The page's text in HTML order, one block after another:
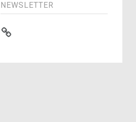
NEWSLETTER